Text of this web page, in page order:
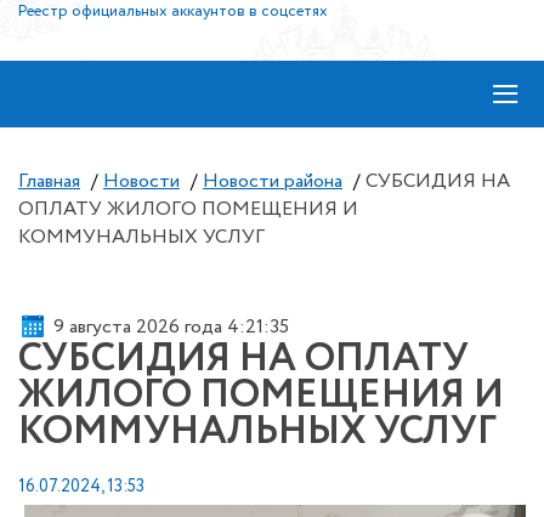
Реестр официальных аккаунтов в соцсетях
≡
Главная / Новости / Новости района / СУБСИДИЯ НА
ОПЛАТУ ЖИЛОГО ПОМЕЩЕНИЯ И
КОММУНАЛЬНЫХ УСЛУГ
9 августа 2026 года 4:21:35
СУБСИДИЯ НА ОПЛАТУ
ЖИЛОГО ПОМЕЩЕНИЯ И
КОММУНАЛЬНЫХ УСЛУГ
16.07.2024, 13:53